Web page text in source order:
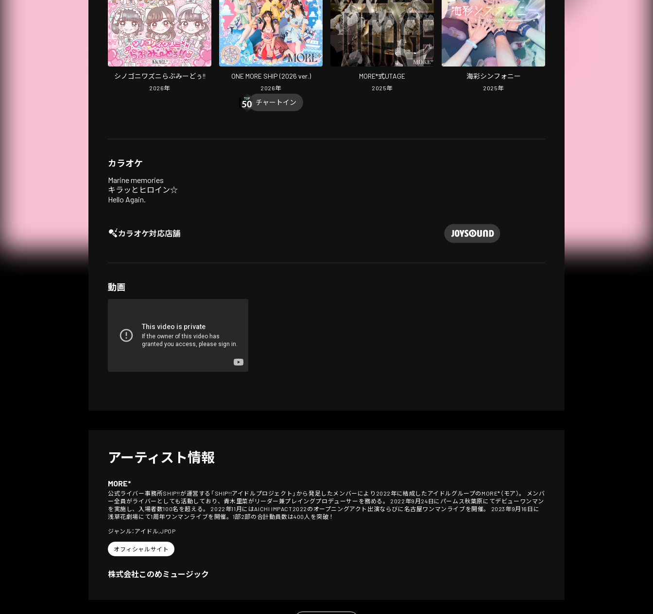
シノゴニワズニらぶみーどぅ!!
2026年
ONE MORE SHIP (2026 ver.)
2026年
チャートイン
MORE*式UTAGE
2025年
海彩シンフォニー
2025年
カラオケ
Marine memories
キラッとヒロイン☆
Hello Again.
カラオケ対応店舗
動画
アーティスト情報
MORE*
公式ライバー事務所SHIP!!が運営する「SHIP!!アイドルプロジェクト」から発足したメンバーにより2022年に結成したアイドルグループのMORE*（モア）。 メンバ
ー全員がライバーとしても活動しており、青木里菜がリーダー兼プレイングプロデューサーを務める。 2022年9月24日にパームス秋葉原にてデビューワンマン
を実施し、入場者数100名を超える。 2022年11月にはAICHI IMPACT2022のオープニングアクト出演ならびに名古屋ワンマンライブを開催。 2023年9月16日に
浅草花劇場にて1周年ワンマンライブを開催。1部2部の合計動員数は400人を突破！
ジャンル：アイドル,JPOP
オフィシャルサイト
株式会社このめミュージック